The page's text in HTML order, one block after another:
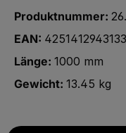
Produktnummer:
EAN: 4251412943133
Länge: 1000 mm
Gewicht: 13.45 kg